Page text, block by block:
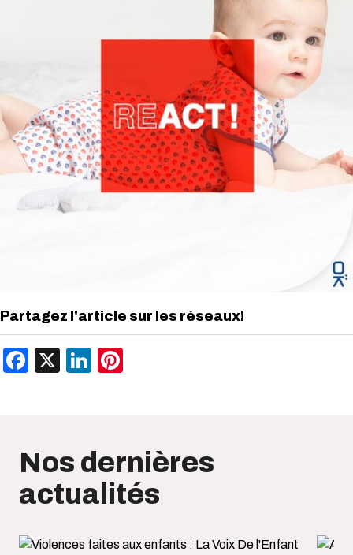
Partagez l'article sur les réseaux!
Facebook
X LinkedIn
Nos dernières
actualités